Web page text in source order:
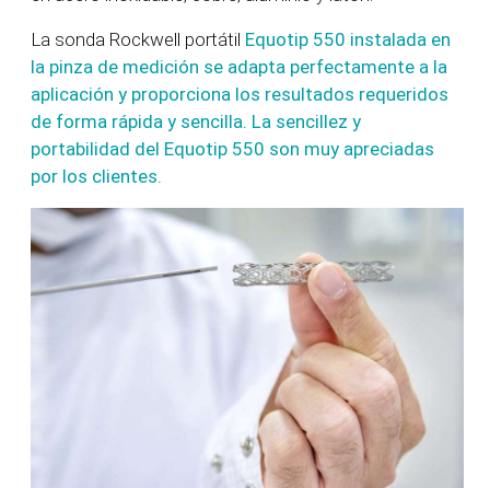
La sonda Rockwell portátil Equotip 550 instalada en
la pinza de medición se adapta perfectamente a la
aplicación y proporciona los resultados requeridos
de forma rápida y sencilla. La sencillez y
portabilidad del Equotip 550 son muy apreciadas
por los clientes.